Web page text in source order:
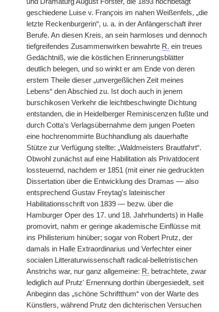
geschiedene Luise v. François im nahen Weißenfels, „die
letzte Reckenburgerin“, u. a. in der Anfängerschaft ihrer
Berufe. An diesen Kreis, an sein harmloses und dennoch
tiefgreifendes Zusammenwirken bewahrte R. ein treues
Gedächtniß, wie die köstlichen Erinnerungsblätter
deutlich belegen, und so winkt er am Ende von deren
erstem Theile dieser „unvergeßlichen Zeit meines
Lebens“ den Abschied zu. Ist doch auch in jenem
burschikosen Verkehr die leichtbeschwingte Dichtung
entstanden, die in Heidelberger Reminiscenzen fußte und
durch Cotta's Verlagsübernahme dem jungen Poeten
eine hochrenommirte Buchhandlung als dauerhafte
Stütze zur Verfügung stellte: „Waldmeisters Brautfahrt“.
Obwohl zunächst auf eine Habilitation als Privatdocent
lossteuernd, nachdem er 1851 (mit einer nie gedruckten
Dissertation über die Entwicklung des Dramas — also
entsprechend Gustav Freytag's lateinischer
Habilitationsschrift von 1839 — bezw. über die
Hamburger Oper des 17. und 18. Jahrhunderts) in Halle
promovirt, nahm er geringe akademische Einflüsse mit
ins Philisterium hinüber; sogar von Robert Prutz, der
damals in Halle Extraordinarius und Verfechter einer
socialen Litteraturwissenschaft radical-belletristischen
Anstrichs war, nur ganz allgemeine: R. betrachtete, zwar
lediglich auf Prutz' Ernennung dorthin übergesiedelt, seit
Anbeginn das „schöne Schriftthum“ von der Warte des
Künstlers, während Prutz den dichterischen Versuchen